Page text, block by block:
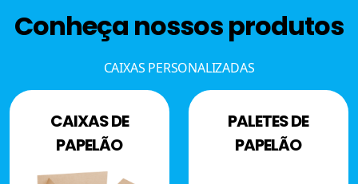
Conheça nossos produtos
CAIXAS PERSONALIZADAS
CAIXAS DE
PAPELÃO
PALETES DE
PAPELÃO